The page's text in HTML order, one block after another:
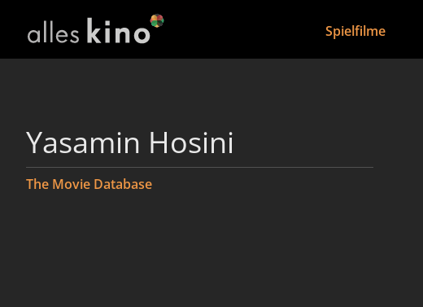
Spielfilme
Yasamin Hosini
The Movie Database